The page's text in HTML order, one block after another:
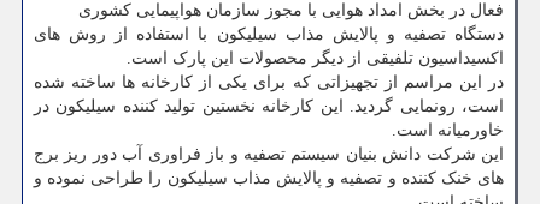
فعال در بخش امداد هوایی با مجوز سازمان هواپیمایی کشوری
دستگاه تصفیه و پالایش مذاب سیلیکون با استفاده از روش های
اکسیداسیون تلفیقی از دیگر محصولات این پارک است.
در این مراسم از تجهیزاتی که برای یکی از کارخانه ها ساخته شده
است، رونمایی گردید. این کارخانه نخستین تولید کننده سیلیکون در
خاورمیانه است.
این شرکت دانش بنیان سیستم تصفیه و باز فراوری آب دور ریز برج
های خنک کننده و تصفیه و پالایش مذاب سیلیکون را طراحی نموده و